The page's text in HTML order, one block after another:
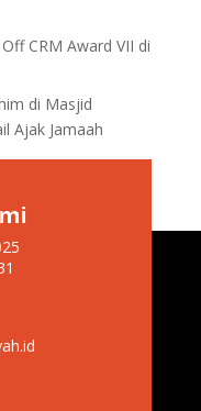
CRM Award VII di
di Masjid
Ajak Jamaah